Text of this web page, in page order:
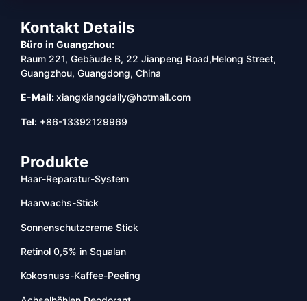
Kontakt Details
Büro in Guangzhou:
Raum 221, Gebäude B, 22 Jianpeng Road,Helong Street,
Guangzhou, Guangdong, China
E-Mail:xiangxiangdaily@hotmail.com
Tel: +86-13392129969
Produkte
Haar-Reparatur-System
Haarwachs-Stick
Sonnenschutzcreme Stick
Retinol 0,5% in Squalan
Kokosnuss-Kaffee-Peeling